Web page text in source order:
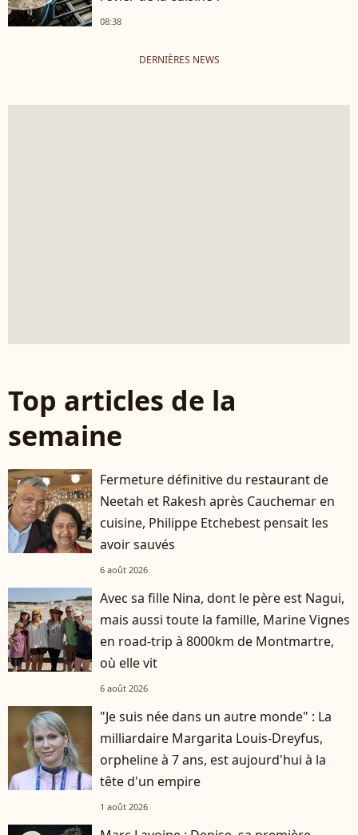
08:38
DERNIÈRES NEWS
Top articles de la
semaine
Fermeture définitive du restaurant de
Neetah et Rakesh après Cauchemar en
cuisine, Philippe Etchebest pensait les
avoir sauvés
6 août 2026
Avec sa fille Nina, dont le père est Nagui,
mais aussi toute la famille, Marine Vignes
en road-trip à 8000km de Montmartre,
où elle vit
6 août 2026
"Je suis née dans un autre monde" : La
milliardaire Margarita Louis-Dreyfus,
orpheline à 7 ans, est aujourd'hui à la
tête d'un empire
1 août 2026